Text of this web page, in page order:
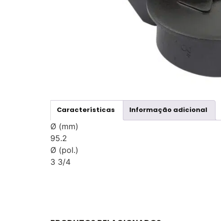
Características Informação adicional
Ø (mm)
95.2
Ø (pol.)
3 3/4